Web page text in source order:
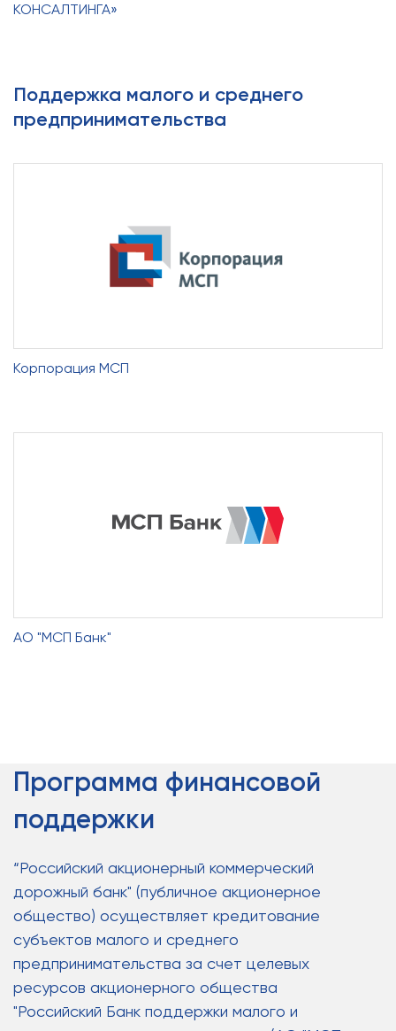
КОНСАЛТИНГА»
Поддержка малого и среднего
предпринимательства
Корпорация МСП
АО "МСП Банк"
Программа финансовой
поддержки
“Российский акционерный коммерческий
дорожный банк" (публичное акционерное
общество) осуществляет кредитование
субъектов малого и среднего
предпринимательства за счет целевых
ресурсов акционерного общества
"Российский Банк поддержки малого и